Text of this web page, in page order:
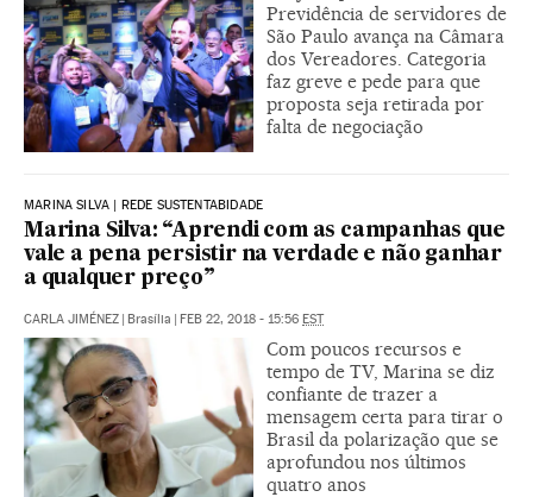
Previdência de servidores de
São Paulo avança na Câmara
dos Vereadores. Categoria
faz greve e pede para que
proposta seja retirada por
falta de negociação
MARINA SILVA | REDE SUSTENTABIDADE
Marina Silva: “Aprendi com as campanhas que
vale a pena persistir na verdade e não ganhar
a qualquer preço”
CARLA JIMÉNEZ | Brasília | FEB 22, 2018 - 15:56 EST
Com poucos recursos e
tempo de TV, Marina se diz
confiante de trazer a
mensagem certa para tirar o
Brasil da polarização que se
aprofundou nos últimos
quatro anos